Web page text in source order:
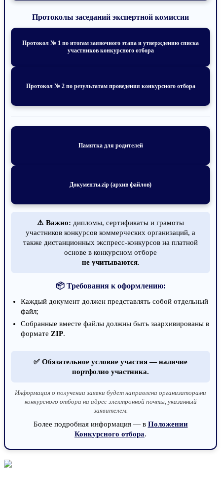
Протоколы заседаний экспертной комиссии
Протокол № 1 по итогам заявочного этапа и утверждению списка
участников конкурсного отбора
Протокол № 2 по результатам проведения конкурсного отбора
Памятка для родителей
Документы.zip (архив файлов)
⚠️ Важно: дипломы, сертификаты и грамоты
участников конкурсов коммерческих организаций, а
также дистанционных экспресс-конкурсов на платной
основе в конкурсном отборе
не учитываются.
📦 Требования к оформлению:
Каждый документ должен представлять собой отдельный
файл;
Собранные вместе файлы должны быть заархивированы в
формате ZIP.
✅ Обязательное условие участия — наличие
портфолио участника.
Информация о получении заявки будет направлена организаторами
конкурсного отбора на адрес электронной почты, указанный
заявителем.
Более подробная информация — в Положении
Конкурсного отбора.